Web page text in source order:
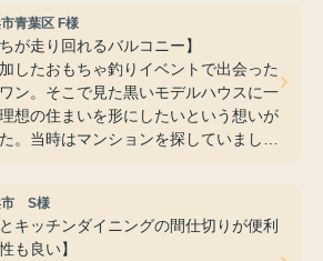
当の西村さんはレスポンスが非常に早
な対応に安心してお任せできたことが
吹き抜けから差し込む柔らかな光の中
ちがのびのびと遊び回る姿を眺める時
幸せです。これからもこの家で、家族
く豊かな毎日を積み重ねていけるのが
青葉区 F様
が走り回れるバルコニー】
したおもちゃ釣りイベントで出会った
ン。そこで見た黒いモデルハウスに一
想の住まいを形にしたいという想いが
。当時はマンションを探していました
る、そんな夢のような住まいを手に入
きました。
市 S様
とキッチンダイニングの間仕切りが便利
も良い】